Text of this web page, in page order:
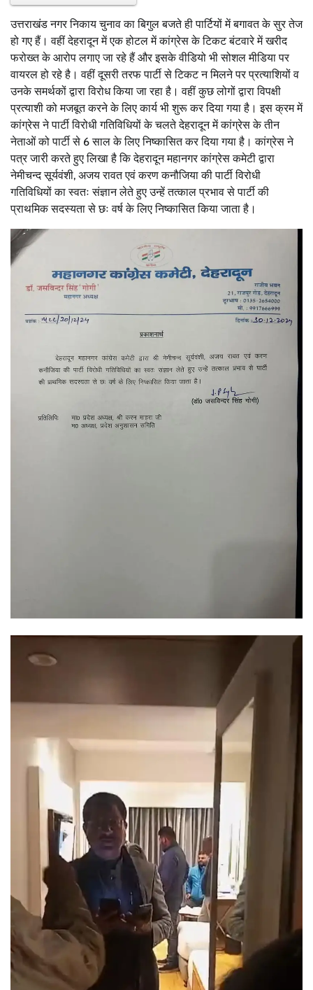
उत्तराखंड नगर निकाय चुनाव का बिगुल बजते ही पार्टियों में बगावत के सुर तेज
हो गए हैं। वहीं देहरादून में एक होटल में कांग्रेस के टिकट बंटवारे में खरीद
फरोख्त के आरोप लगाए जा रहे हैं और इसके वीडियो भी सोशल मीडिया पर
वायरल हो रहे है। वहीं दूसरी तरफ पार्टी से टिकट न मिलने पर प्रत्याशियों व
उनके समर्थकों द्वारा विरोध किया जा रहा है। वहीं कुछ लोगों द्वारा विपक्षी
प्रत्याशी को मजबूत करने के लिए कार्य भी शुरू कर दिया गया है। इस क्रम में
कांग्रेस ने पार्टी विरोधी गतिविधियों के चलते देहरादून में कांग्रेस के तीन
नेताओं को पार्टी से 6 साल के लिए निष्कासित कर दिया गया है। कांग्रेस ने
पत्र जारी करते हुए लिखा है कि देहरादून महानगर कांग्रेस कमेटी द्वारा
नेमीचन्द सूर्यवंशी, अजय रावत एवं करण कनौजिया की पार्टी विरोधी
गतिविधियों का स्वतः संज्ञान लेते हुए उन्हें तत्काल प्रभाव से पार्टी की
प्राथमिक सदस्यता से छः वर्ष के लिए निष्कासित किया जाता है।